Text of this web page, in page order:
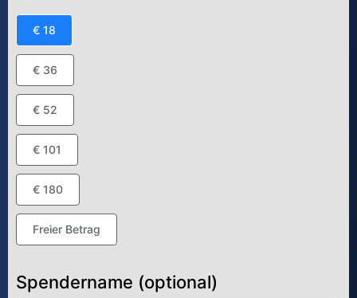
€ 18
€ 36
€ 52
€ 101
€ 180
Freier Betrag
Spendername (optional)